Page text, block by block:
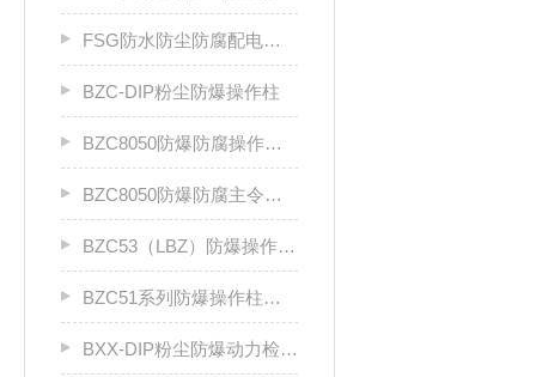
FSG防水防尘防腐配电柜厂家
BZC-DIP粉尘防爆操作柱
BZC8050防爆防腐操作柱（ⅡC级）
BZC8050防爆防腐主令控制器
BZC53（LBZ）防爆操作柱llC
BZC51系列防爆操作柱（Ⅱ B）LCZ
BXX-DIP粉尘防爆动力检修箱DIP A20